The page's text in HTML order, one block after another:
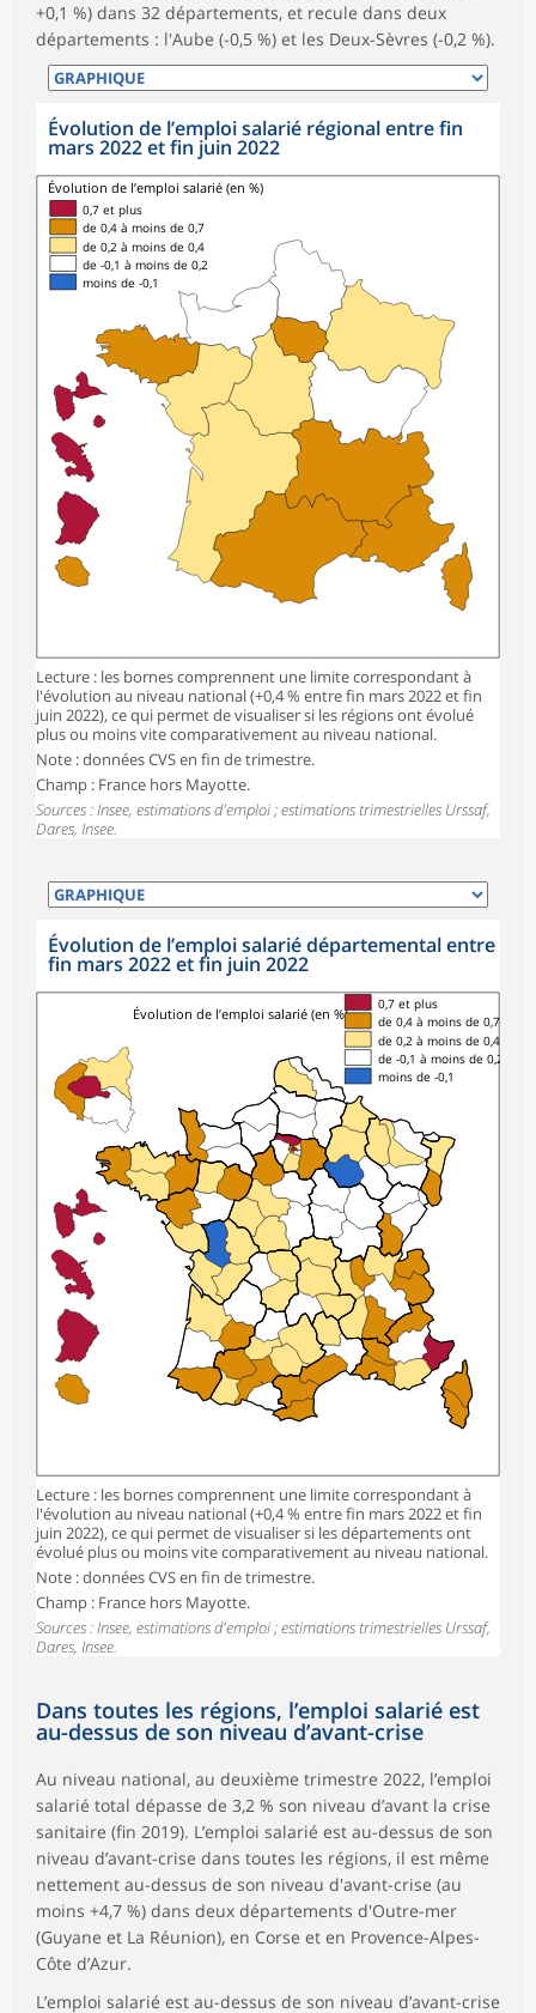
+0,1 %) dans 32 départements, et recule dans deux
départements : l'Aube (-0,5 %) et les Deux-Sèvres (-0,2 %).
Évolution de l’emploi salarié régional entre fin
mars 2022 et fin juin 2022
Évolution de l’emploi salarié (en %)
moins de -0,1
de -0,1 à moins de 0,2
de 0,2 à moins de 0,4
de 0,4 à moins de 0,7
0,7 et plus
Lecture : les bornes comprennent une limite correspondant à
l'évolution au niveau national (+0,4 % entre fin mars 2022 et fin
juin 2022), ce qui permet de visualiser si les régions ont évolué
plus ou moins vite comparativement au niveau national.
Note : données CVS en fin de trimestre.
Champ : France hors Mayotte.
Sources : Insee, estimations d'emploi ; estimations trimestrielles Urssaf,
Dares, Insee.
Évolution de l’emploi salarié départemental entre
fin mars 2022 et fin juin 2022
Évolution de l’emploi salarié (en %)
moins de -0,1
de -0,1 à moins de 0,2
de 0,2 à moins de 0,4
de 0,4 à moins de 0,7
0,7 et plus
Lecture : les bornes comprennent une limite correspondant à
l'évolution au niveau national (+0,4 % entre fin mars 2022 et fin
juin 2022), ce qui permet de visualiser si les départements ont
évolué plus ou moins vite comparativement au niveau national.
Note : données CVS en fin de trimestre.
Champ : France hors Mayotte.
Sources : Insee, estimations d'emploi ; estimations trimestrielles Urssaf,
Dares, Insee.
Dans toutes les régions, l’emploi salarié est
au-dessus de son niveau d’avant-crise
Au niveau national, au deuxième trimestre 2022, l’emploi
salarié total dépasse de 3,2 % son niveau d’avant la crise
sanitaire (fin 2019). L’emploi salarié est au-dessus de son
niveau d’avant-crise dans toutes les régions, il est même
nettement au-dessus de son niveau d'avant-crise (au
moins +4,7 %) dans deux départements d'Outre-mer
(Guyane et La Réunion), en Corse et en Provence-Alpes-
Côte d’Azur.
L’emploi salarié est au-dessus de son niveau d’avant-crise